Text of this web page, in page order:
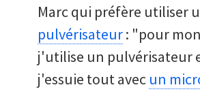
Marc qui préfère utiliser
pulvérisateur: "pour
j'utilise un pulvérisateur
j'essuie tout avec un